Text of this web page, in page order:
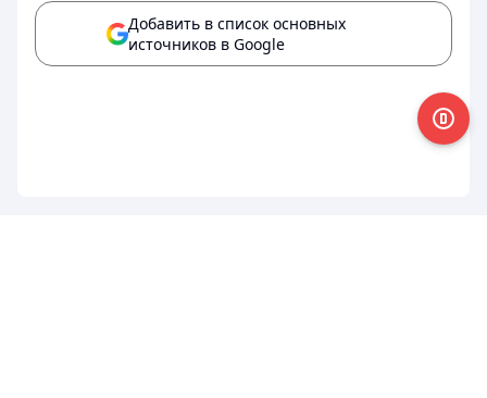
Добавить в список основных
источников в Google